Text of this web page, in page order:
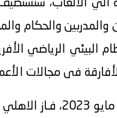
البيئي الرياضي
فى مجالات